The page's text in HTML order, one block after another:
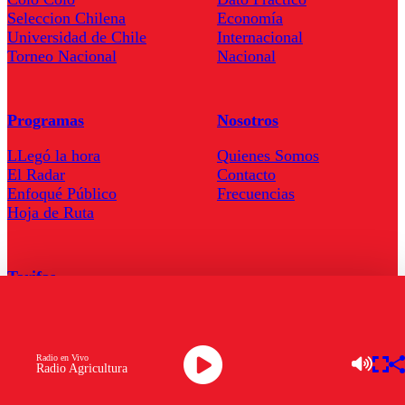
Radio Agricultura
Radio en Vivo
Seleccion Chilena
Universidad de Chile
Torneo Nacional
Economía
Internacional
Nacional
Programas
LLegó la hora
El Radar
Enfoqué Público
Hoja de Ruta
Nosotros
Quienes Somos
Contacto
Frecuencias
Tarifas